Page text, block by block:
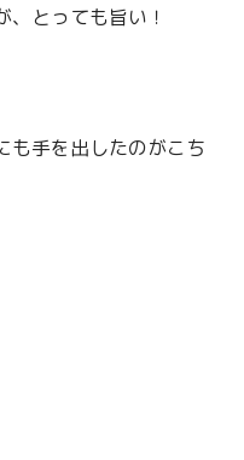
とっても旨い！
も手を出したのがこち